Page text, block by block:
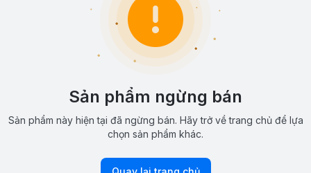
Sản phẩm ngừng bán
Sản phẩm này hiện tại đã ngừng bán. Hãy trở về trang chủ để lựa
chọn sản phẩm khác.